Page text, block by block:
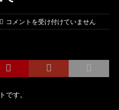
コメントを受け付けていません
です。